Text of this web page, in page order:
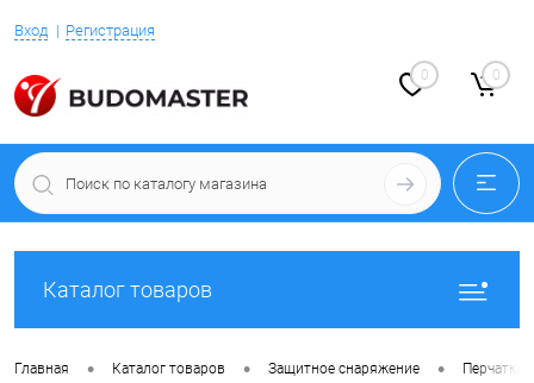
Вход Регистрация
0 0
Каталог товаров
Главная • Каталог товаров • Защитное снаряжение • Перчатки